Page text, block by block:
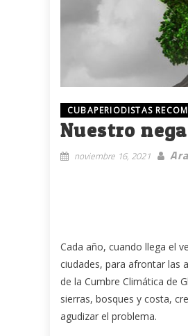
CUBAPERIODISTAS
Nuestro
noviembre 16, 2021
Cada año, cuando llega el
ciudades, para afrontar las
de la Cumbre Climática de
sierras, bosques y costa,
agudizar el problema.